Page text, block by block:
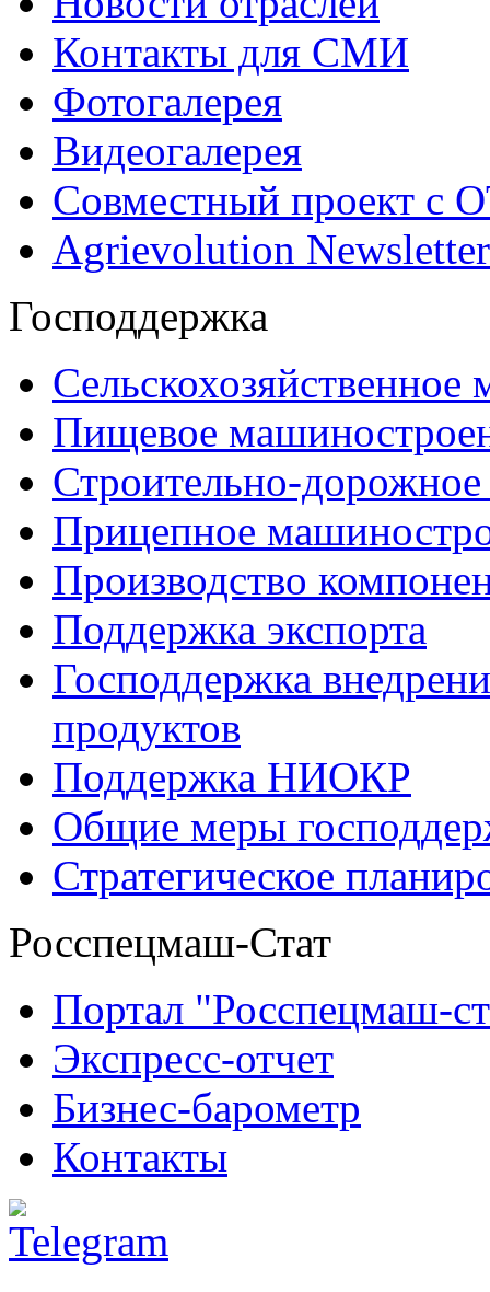
Контакты для СМИ
Фотогалерея
Видеогалерея
Совместный проект с
Agrievolution Newsletter
Господдержка
Пищевое
Строительно-
Прицепное
Производство
Поддержка экспорта
Господдержка
продуктов
Поддержка НИОКР
Общие меры
Стратегическое
Росспецмаш-Стат
Портал "Росспецмаш-
Экспресс-отчет
Бизнес-барометр
Контакты